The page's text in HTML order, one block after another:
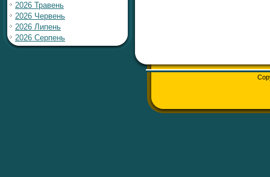
2026 Травень
2026 Червень
2026 Липень
2026 Серпень